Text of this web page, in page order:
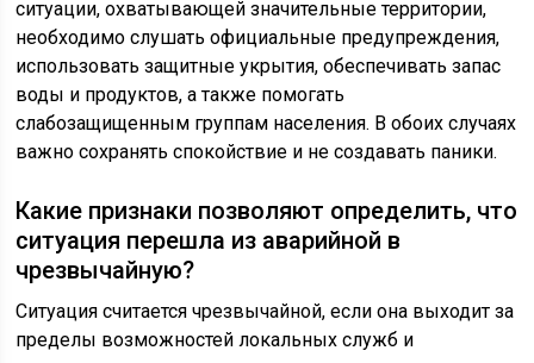
ситуации, охватывающей значительные территории,
необходимо слушать официальные предупреждения,
использовать защитные укрытия, обеспечивать запас
воды и продуктов, а также помогать
слабозащищенным группам населения. В обоих случаях
важно сохранять спокойствие и не создавать паники.
Какие признаки позволяют определить, что
ситуация перешла из аварийной в
чрезвычайную?
Ситуация считается чрезвычайной, если она выходит за
пределы возможностей локальных служб и